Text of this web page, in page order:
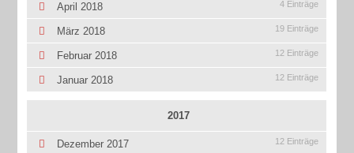
April 2018 4 Einträge
März 2018 19 Einträge
Februar 2018 12 Einträge
Januar 2018 12 Einträge
2017
Dezember 2017 12 Einträge